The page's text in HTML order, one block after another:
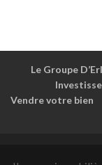
Le Groupe
Vendre votre bien